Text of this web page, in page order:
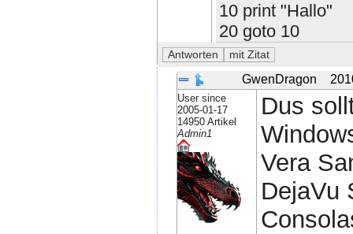
10 print "Hallo"
20 goto 10
GwenDragon
User since
2005-01-17
14950 Artikel
Admin1
Dus
Vera
DejaVu